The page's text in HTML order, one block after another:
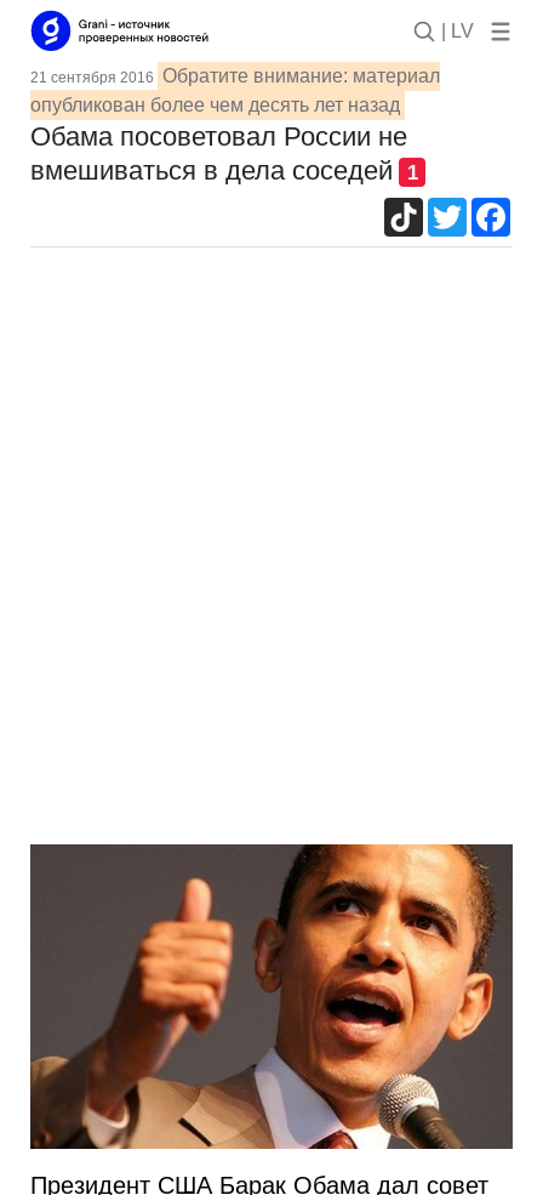
| LV
21 сентября 2016 Обратите внимание: материал
опубликован более чем десять лет назад
Обама посоветовал России не
вмешиваться в дела соседей
1
TikTokTwitter
Президент США Барак Обама дал совет